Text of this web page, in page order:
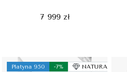
7 999 zł
Platyna 950 -7% NATURALNY